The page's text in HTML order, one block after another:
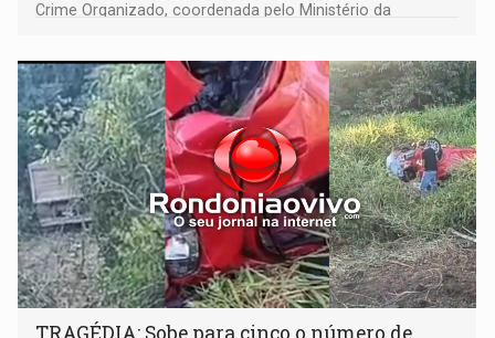
Crime Organizado, coordenada pelo Ministério da